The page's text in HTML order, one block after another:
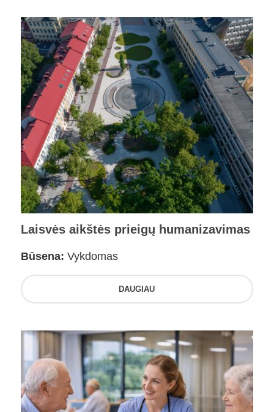
Laisvės aikštės prieigų humanizavimas
Būsena: Vykdomas
DAUGIAU